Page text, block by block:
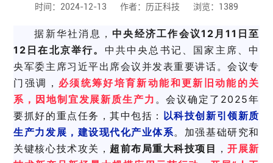
时间：2024-12-13 作者：历正科技 浏览：1389
据新华社消息，中央经济工作会议12月11日至
12日在北京举行。 中共中央总书记、国家主席、中
央军委主席习近平出席会议并发表重要讲话。会议专
门强调， 必须统筹好培育新动能和更新旧动能的关
系，因地制宜发展新质生产力 。会议确定了2025年
要抓好的重点任务，其中包括 ： 以科技创新引领新质
生产力发展 ，建设现代化产业体系。加强基础研究和
关键核心技术攻关， 超前布局重大科技项目 ，开展新